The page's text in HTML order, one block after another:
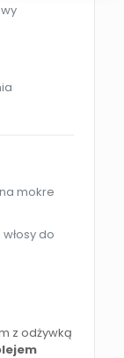
mokre
do
z odżywką